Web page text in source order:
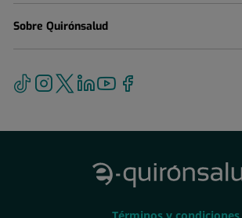
Sobre Quirónsalud
Términos
Términos y condiciones